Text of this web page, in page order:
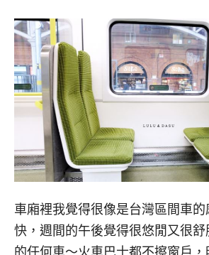
車廂裡我覺得很像是台灣區間車
快，週間的午後覺得很悠閒又很舒
的任何車～火車巴士都不擦窗戶，